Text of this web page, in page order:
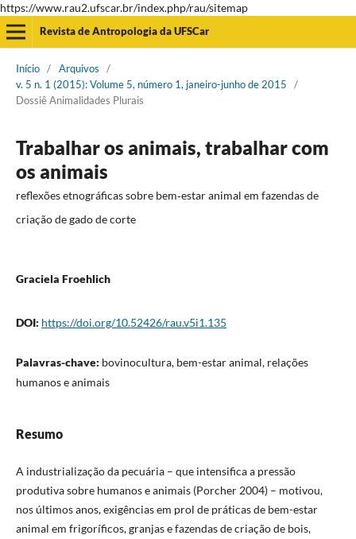
https://www.rau2.ufscar.br/index.php/rau/sitemap
Revista de Antropologia da UFSCar
Início / Arquivos
/
v. 5 n. 1 (2015): Volume 5, número 1, janeiro-junho de 2015
/
Dossiê Animalidades Plurais
Trabalhar os animais, trabalhar com
os animais
reflexões etnográficas sobre bem‐estar animal em fazendas de
criação de gado de corte
Graciela Froehlich
DOI: https://doi.org/10.52426/rau.v5i1.135
Palavras-chave: bovinocultura, bem-estar animal, relações
humanos e animais
Resumo
A industrialização da pecuária – que intensifica a pressão
produtiva sobre humanos e animais (Porcher 2004) – motivou,
nos últimos anos, exigências em prol de práticas de bem-estar
animal em frigoríficos, granjas e fazendas de criação de bois,